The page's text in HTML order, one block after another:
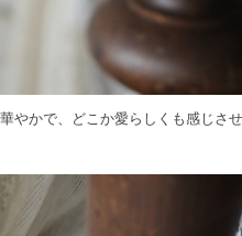
やかで、どこか愛らしくも感じさ